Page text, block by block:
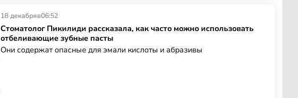
18 декабряв06:52
Стоматолог Пикилиди рассказала, как часто можно использовать
отбеливающие зубные пасты
Они содержат опасные для эмали кислоты и абразивы